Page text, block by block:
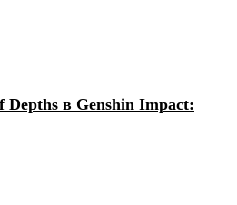
в Genshin Impact: